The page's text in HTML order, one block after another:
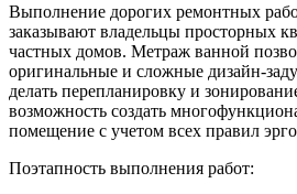
Выполнение дорогих ремонтных
заказывают владельцы просторных
частных домов. Метраж ванной
оригинальные и сложные дизайн-
делать перепланировку и
возможность создать
помещение с учетом всех правил
Поэтапность выполнения работ: